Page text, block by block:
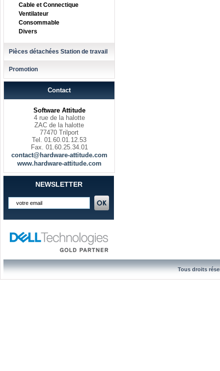
Cable et Connectique
Ventilateur
Consommable
Divers
Pièces détachées Station de travail
Promotion
Contact
Software Attitude
4 rue de la halotte
ZAC de la halotte
77470 Trilport
Tel. 01.60.01.12.53
Fax. 01.60.25.34.01
contact@hardware-attitude.com
www.hardware-attitude.com
NEWSLETTER
Tous droits